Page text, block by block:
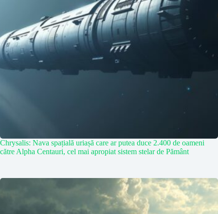
Chrysalis: Nava spațială uriașă care ar putea duce 2.400 de oameni
către Alpha Centauri, cel mai apropiat sistem stelar de Pământ